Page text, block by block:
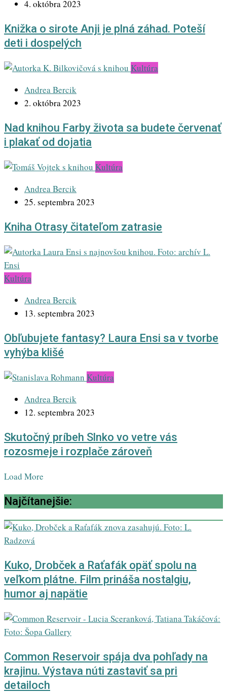
4. októbra 2023
Knižka o sirote Anji je plná záhad. Poteší
deti i dospelých
Kultúra
Andrea Bercik
2. októbra 2023
Nad knihou Farby života sa budete červenať
i plakať od dojatia
Kultúra
Andrea Bercik
25. septembra 2023
Kniha Otrasy čitateľom zatrasie
Kultúra
Andrea Bercik
13. septembra 2023
Obľubujete fantasy? Laura Ensi sa v tvorbe
vyhýba klišé
Kultúra
Andrea Bercik
12. septembra 2023
Skutočný príbeh Slnko vo vetre vás
rozosmeje i rozplače zároveň
Load More
Najčítanejšie:
Kuko, Drobček a Raťafák opäť spolu na
veľkom plátne. Film prináša nostalgiu,
humor aj napätie
Common Reservoir spája dva pohľady na
krajinu. Výstava núti zastaviť sa pri
detailoch